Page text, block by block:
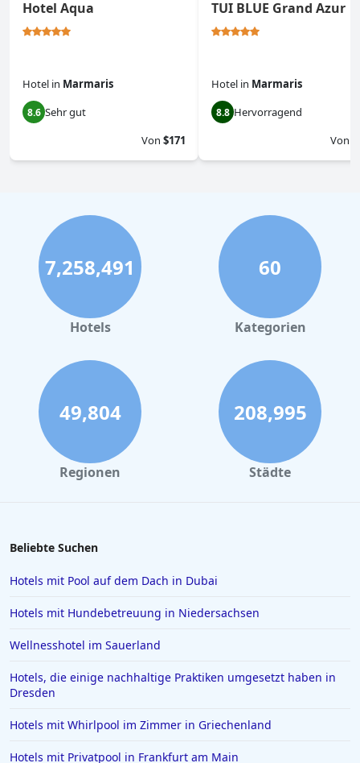
Hotel Aqua
Hotel in Marmaris
8.6 Sehr gut
Von $171
TUI BLUE Grand Azur
Hotel in Marmaris
8.8 Hervorragend
Von
7,258,491
Hotels
60
Kategorien
49,804
Regionen
208,995
Städte
Beliebte Suchen
Hotels mit Pool auf dem Dach in Dubai
Hotels mit Hundebetreuung in Niedersachsen
Wellnesshotel im Sauerland
Hotels, die einige nachhaltige Praktiken umgesetzt haben in
Dresden
Hotels mit Whirlpool im Zimmer in Griechenland
Hotels mit Privatpool in Frankfurt am Main